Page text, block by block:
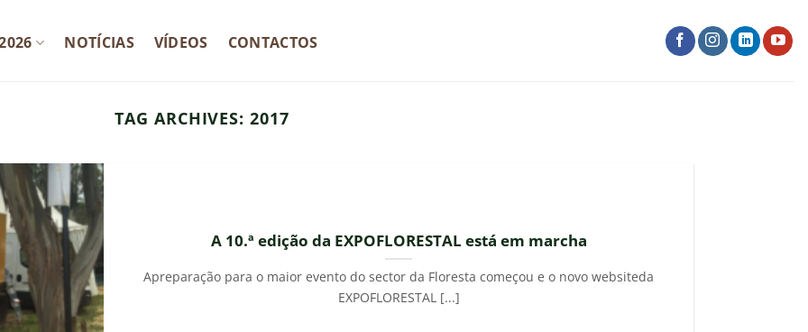
NOTÍCIAS VÍDEOS CONTACTOS
TAG ARCHIVES:2017
A 10.ª edição da EXPOFLORESTAL está em marcha
Apreparação para o maior evento do sector da Floresta começou e o novo websiteda
EXPOFLORESTAL [...]